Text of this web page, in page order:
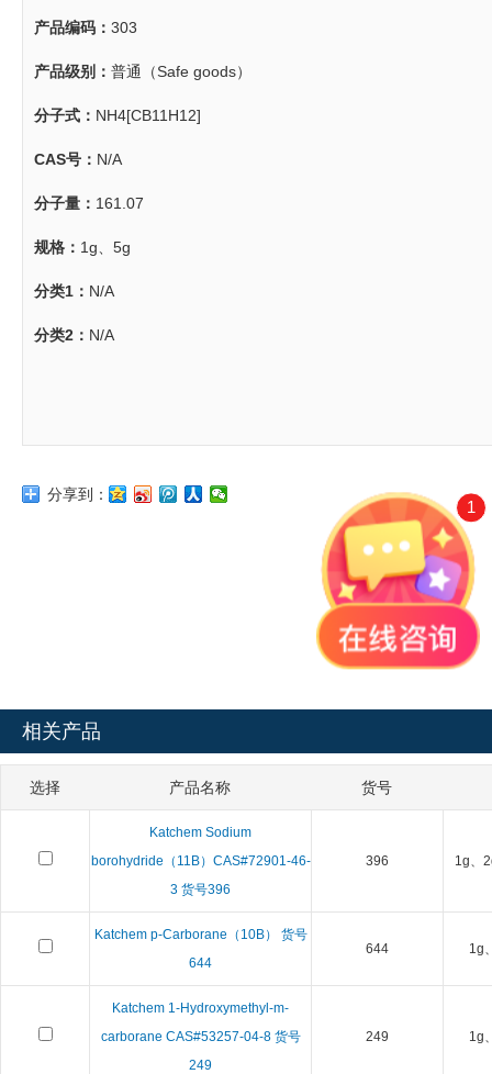
产品编码： 303
产品级别： 普通（Safe goods）
分子式： NH4[CB11H12]
CAS号： N/A
分子量： 161.07
规格： 1g、5g
分类1： N/A
分类2： N/A
分享到：
相关产品
选择 产品名称 货号
Katchem Sodium
borohydride（11B）CAS#72901-46-
3 货号396
396 1g、
Katchem p-Carborane（10B） 货号
644
644 1g
Katchem 1-Hydroxymethyl-m-
carborane CAS#53257-04-8 货号
249
249 1g
1